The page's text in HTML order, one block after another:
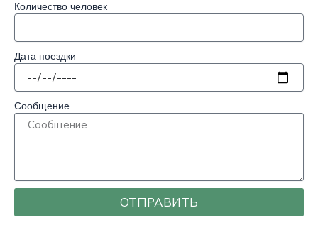
Количество человек
Дата поездки
Сообщение
ОТПРАВИТЬ